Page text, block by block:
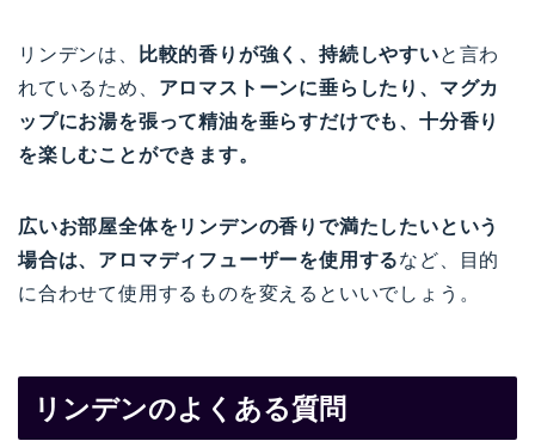
リンデンは、 比較的香りが強く、持続しやすいと言わ
れているため、 アロマストーンに垂らしたり、マグカ
ップにお湯を張って精油を垂らすだけでも、十分香り
を楽しむことができます。
広いお部屋全体をリンデンの香りで満たしたいという
場合は、アロマディフューザーを使用するなど、目的
に合わせて使用するものを変えるといいでしょう。
リンデンのよくある質問